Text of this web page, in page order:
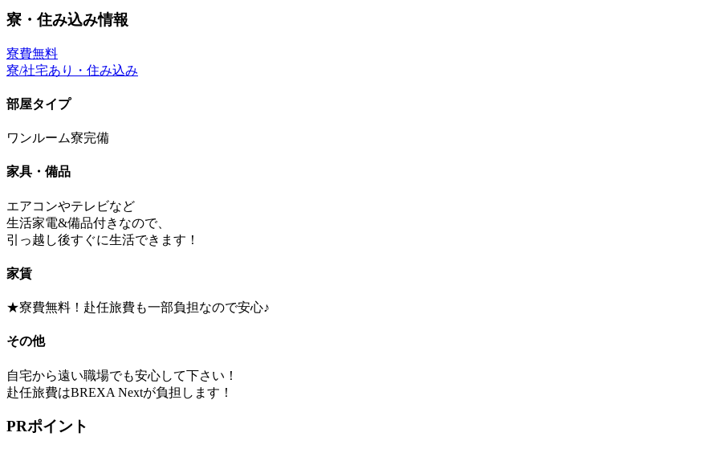
寮・住み込み情報
寮費無料
寮/社宅あり・住み込み
部屋タイプ
ワンルーム寮完備
家具・備品
エアコンやテレビなど
生活家電&備品付きなので、
引っ越し後すぐに生活できます！
家賃
★寮費無料！赴任旅費も一部負担なので安心♪
その他
自宅から遠い職場でも安心して下さい！
赴任旅費はBREXA Nextが負担します！
PRポイント